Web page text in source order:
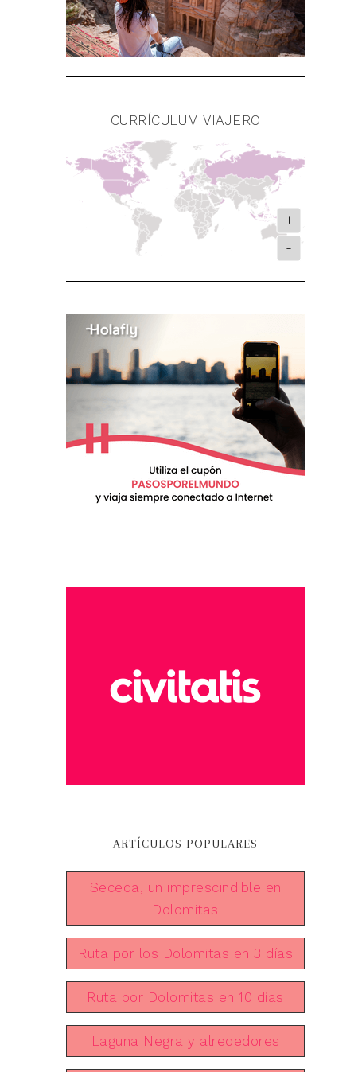
CURRÍCULUM VIAJERO
+
-
ARTÍCULOS POPULARES
Seceda, un imprescindible en
Dolomitas
Ruta por los Dolomitas en 3 días
Ruta por Dolomitas en 10 días
Laguna Negra y alrededores